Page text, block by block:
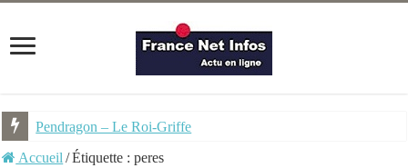
Pendragon – Le Roi-Griffe
Accueil /Étiquette :peres